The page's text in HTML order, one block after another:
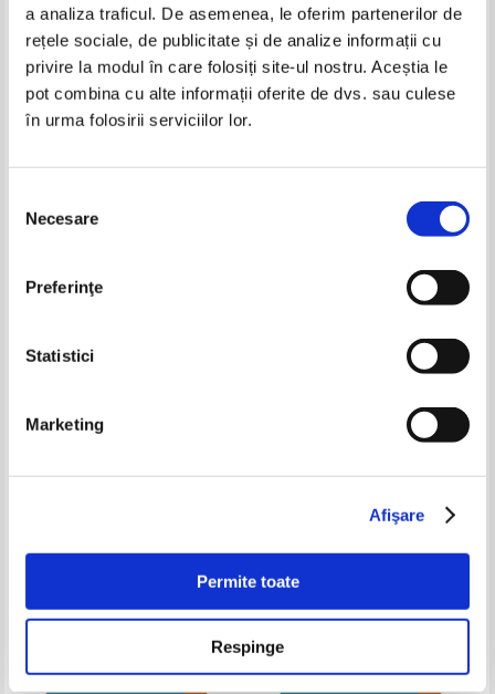
a analiza traficul. De asemenea, le oferim partenerilor de
rețele sociale, de publicitate și de analize informații cu
privire la modul în care folosiți site-ul nostru. Aceștia le
pot combina cu alte informații oferite de dvs. sau culese
în urma folosirii serviciilor lor.
consimțământului
Necesare
Preferinţe
Statistici
Marketing
Afişare
Permite toate
Respinge
I. A. Goncearov - Oblomov
imposibile
Lei
Pret:51,00Lei 33,15 Lei
Pret:50,00Lei 32,50 Lei